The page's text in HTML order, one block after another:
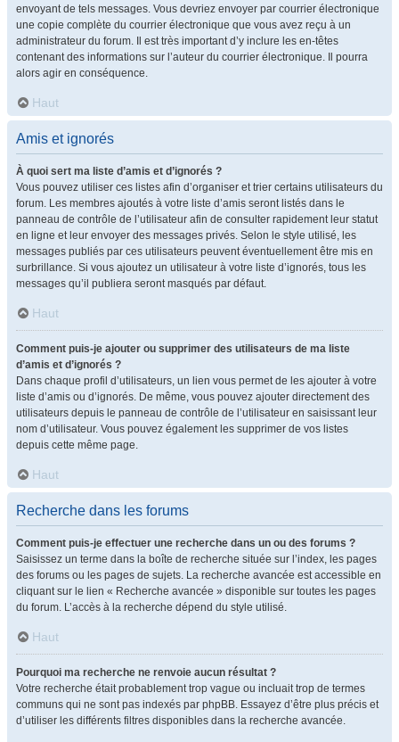
envoyant de tels messages. Vous devriez envoyer par courrier électronique
une copie complète du courrier électronique que vous avez reçu à un
administrateur du forum. Il est très important d’y inclure les en-têtes
contenant des informations sur l’auteur du courrier électronique. Il pourra
alors agir en conséquence.
Haut
Amis et ignorés
À quoi sert ma liste d’amis et d’ignorés ?
Vous pouvez utiliser ces listes afin d’organiser et trier certains utilisateurs du
forum. Les membres ajoutés à votre liste d’amis seront listés dans le
panneau de contrôle de l’utilisateur afin de consulter rapidement leur statut
en ligne et leur envoyer des messages privés. Selon le style utilisé, les
messages publiés par ces utilisateurs peuvent éventuellement être mis en
surbrillance. Si vous ajoutez un utilisateur à votre liste d’ignorés, tous les
messages qu’il publiera seront masqués par défaut.
Haut
Comment puis-je ajouter ou supprimer des utilisateurs de ma liste
d’amis et d’ignorés ?
Dans chaque profil d’utilisateurs, un lien vous permet de les ajouter à votre
liste d’amis ou d’ignorés. De même, vous pouvez ajouter directement des
utilisateurs depuis le panneau de contrôle de l’utilisateur en saisissant leur
nom d’utilisateur. Vous pouvez également les supprimer de vos listes
depuis cette même page.
Haut
Recherche dans les forums
Comment puis-je effectuer une recherche dans un ou des forums ?
Saisissez un terme dans la boîte de recherche située sur l’index, les pages
des forums ou les pages de sujets. La recherche avancée est accessible en
cliquant sur le lien « Recherche avancée » disponible sur toutes les pages
du forum. L’accès à la recherche dépend du style utilisé.
Haut
Pourquoi ma recherche ne renvoie aucun résultat ?
Votre recherche était probablement trop vague ou incluait trop de termes
communs qui ne sont pas indexés par phpBB. Essayez d’être plus précis et
d’utiliser les différents filtres disponibles dans la recherche avancée.